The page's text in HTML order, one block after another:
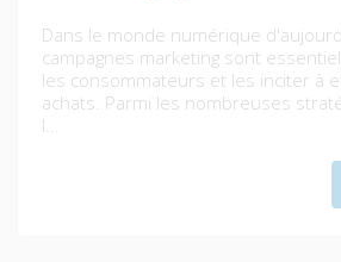
Dans le monde numérique
campagnes marketing sont
les consommateurs et les inciter à
achats. Parmi les nombreuses
l...